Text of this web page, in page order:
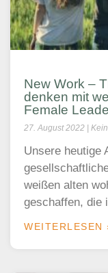
New Work –
denken mit
Female
27. August 2022
Unsere heutige
weißen alten
geschaffen, die
WEITERLESEN